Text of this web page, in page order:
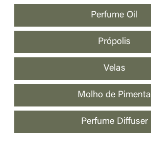
Perfume Oil
Própolis
Velas
Molho de Pimenta
Perfume Diffuser